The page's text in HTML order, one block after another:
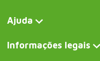
Ajuda
Informações legais